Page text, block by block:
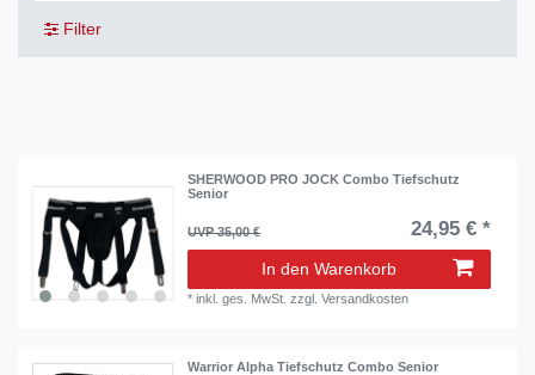
Filter
SHERWOOD PRO JOCK Combo Tiefschutz
Senior
UVP 35,00 € 24,95 € *
In den Warenkorb
*inkl. ges. MwSt. zzgl.Versandkosten
Warrior Alpha Tiefschutz Combo Senior